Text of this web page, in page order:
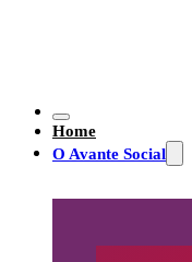
Home
O Avante Social